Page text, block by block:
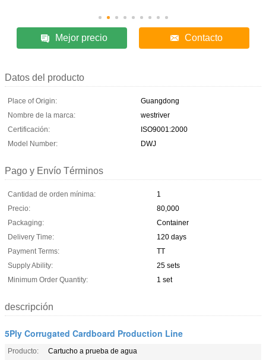
Mejor precio Contacto
Datos del producto
Place of Origin:
Guangdong
Nombre de la marca:
westriver
Certificación:
ISO9001:2000
Model Number:
DWJ
Pago y Envío Términos
Cantidad de orden mínima:
1
Precio:
80,000
Packaging:
Container
Delivery Time:
120 days
Payment Terms:
TT
Supply Ability:
25 sets
Minimum Order Quantity:
1 set
descripción
5Ply Corrugated Cardboard Production Line
Producto:
Cartucho a prueba de agua